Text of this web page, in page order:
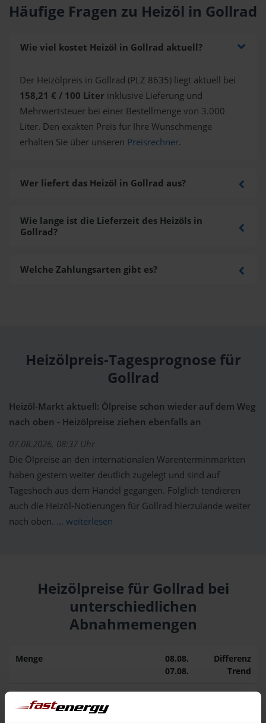
Häufige Fragen zu Heizöl in Gollrad
Wie viel kostet Heizöl in Gollrad aktuell?
Der Heizölpreis in Gollrad (PLZ 8635) liegt aktuell bei
158,21 € / 100 Liter inklusive Lieferung und
Mehrwertsteuer bei einer Bestellmenge von 3.000
Liter. Den exakten Preis für Ihre Wunschmenge
erhalten Sie über unseren Preisrechner.
Wer liefert das Heizöl in Gollrad aus?
Wie lange ist die Lieferzeit des Heizöls in
Gollrad?
Welche Zahlungsarten gibt es?
Heizölpreis-Tagesprognose für
Gollrad
Heizöl-Markt aktuell: Ölpreise schon wieder auf dem Weg
nach oben - Heizölpreise ziehen ebenfalls an
07.08.2026, 08:37 Uhr
Die Ölpreise an den internationalen Warenterminmärkten
haben gestern weiter deutlich zugelegt und sind auf
Tageshoch aus dem Handel gegangen. Folglich tendieren
auch die Heizöl-Notierungen für Gollrad hierzulande weiter
nach oben. ... weiterlesen
Heizölpreise für Gollrad bei
unterschiedlichen
Abnahmemengen
Menge
08.08.
07.08.
Differenz
Trend